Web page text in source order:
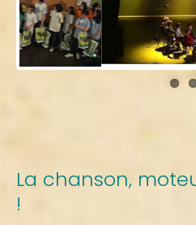
La chanson,
!